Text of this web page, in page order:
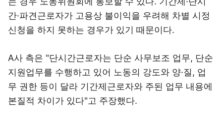
간·파견근로자가 고용상 불이익을 우려해 차별 시정
신청을 하지 못하는 경우가 있기 때문이다.
A사 측은 "단시간근로자는 단순 사무보조 업무, 단순
지원업무를 수행하고 있어 노동의 강도와 양·질, 업
무 권한 등이 달라 기간제근로자와 주된 업무 내용에
본질적 차이가 있다"고 주장했다.